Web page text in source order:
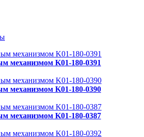
механизмом K01-180-0391
механизмом K01-180-0390
механизмом K01-180-0387